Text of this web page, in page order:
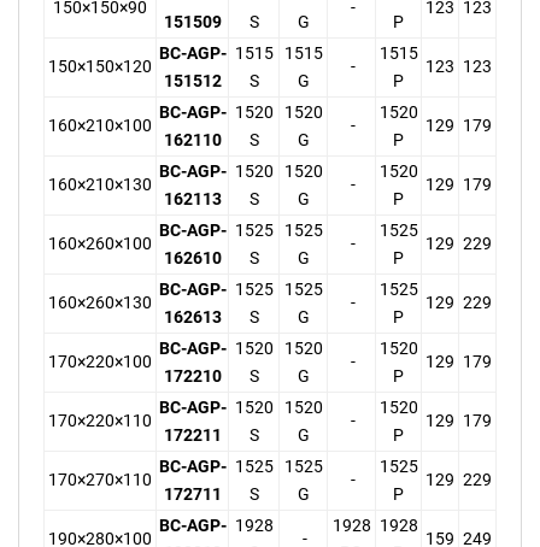
150×150×90
151509
S
G
-
P
123 123
150×150×120
BC-AGP-
151512
1515
S
1515
G
-
1515
P
123 123
160×210×100
BC-AGP-
162110
1520
S
1520
G
-
1520
P
129 179
160×210×130
BC-AGP-
162113
1520
S
1520
G
-
1520
P
129 179
160×260×100
BC-AGP-
162610
1525
S
1525
G
-
1525
P
129 229
160×260×130
BC-AGP-
162613
1525
S
1525
G
-
1525
P
129 229
170×220×100
BC-AGP-
172210
1520
S
1520
G
-
1520
P
129 179
170×220×110
BC-AGP-
172211
1520
S
1520
G
-
1520
P
129 179
170×270×110
BC-AGP-
172711
1525
S
1525
G
-
1525
P
129 229
190×280×100
BC-AGP- 1928
-
1928 1928
159 249